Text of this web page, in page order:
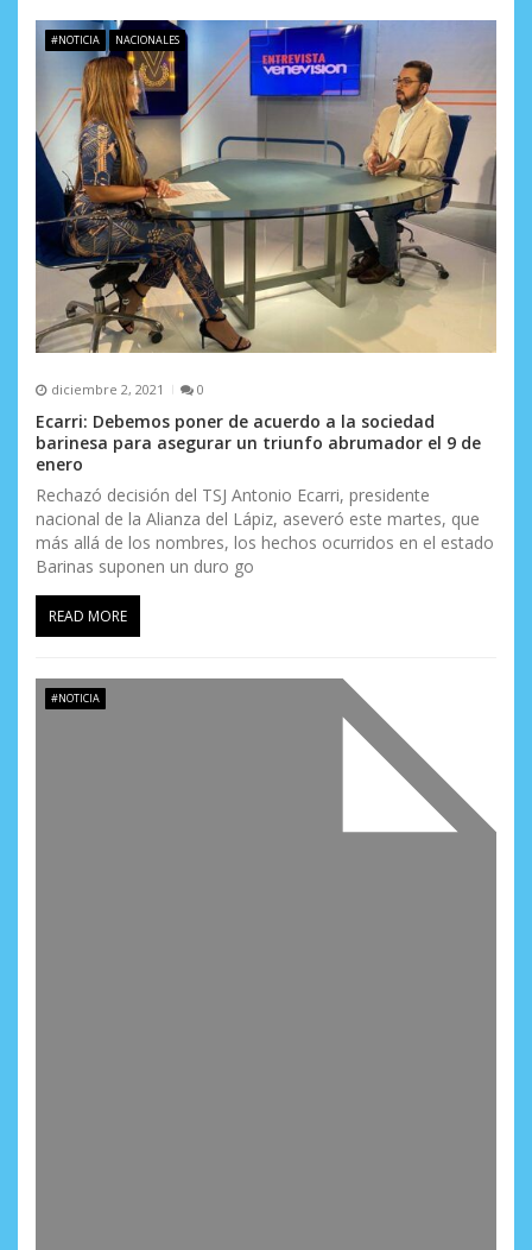
a#NOTICIA NACIONALES
diciembre 2, 2021 0
Ecarri: Debemos poner de acuerdo a la sociedad
barinesa para asegurar un triunfo abrumador el 9 de
enero
Rechazó decisión del TSJ Antonio Ecarri, presidente
nacional de la Alianza del Lápiz, aseveró este martes, que
más allá de los nombres, los hechos ocurridos en el estado
Barinas suponen un duro go
READ MORE
#NOTICIA